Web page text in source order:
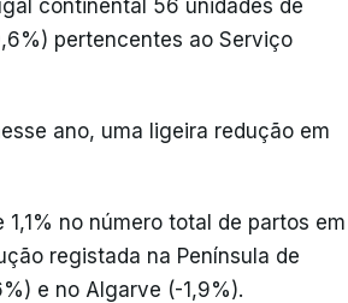
continental 56 unidades de
pertencentes ao Serviço
ano, uma ligeira redução em
no número total de partos em
registada na Península de
e no Algarve (-1,9%).